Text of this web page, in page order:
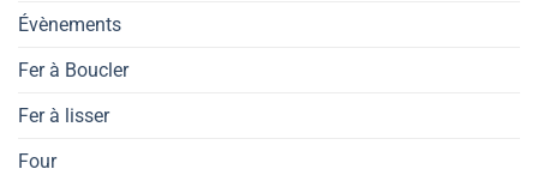
Évènements
Fer à Boucler
Fer à lisser
Four